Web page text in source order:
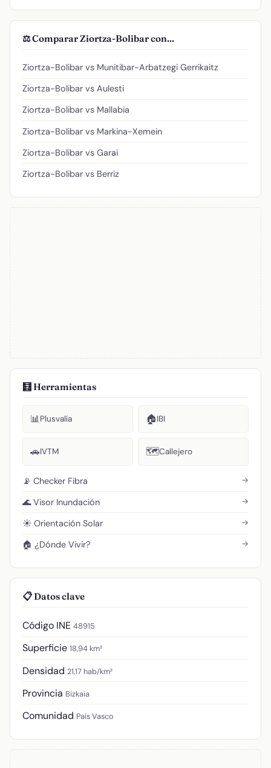
⚖️ Comparar Ziortza-Bolibar con...
Ziortza-Bolibar vs Munitibar-Arbatzegi Gerrikaitz
Ziortza-Bolibar vs Aulesti
Ziortza-Bolibar vs Mallabia
Ziortza-Bolibar vs Markina-Xemein
Ziortza-Bolibar vs Garai
Ziortza-Bolibar vs Berriz
🧮 Herramientas
📊Plusvalía 🏠IBI
🚗IVTM 🗺️Callejero
📡 Checker Fibra →
🌊 Visor Inundación →
☀️ Orientación Solar →
🏠 ¿Dónde Vivir? →
📋 Datos clave
Código INE 48915
Superficie 18,94 km²
Densidad 21,17 hab/km²
Provincia Bizkaia
Comunidad País Vasco